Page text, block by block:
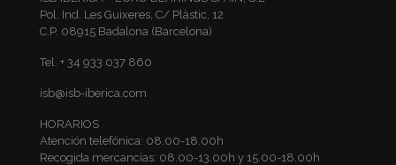
Pol. Ind. Les Guixeres, C/ Plàstic, 12
C.P. 08915 Badalona (Barcelona)
Tel. + 34 933 037 860
isb@isb-iberica.com
HORARIOS
Atención telefónica: 08.00-18.00h
Recogida mercancías: 08.00-13.00h y 15.00-18.00h